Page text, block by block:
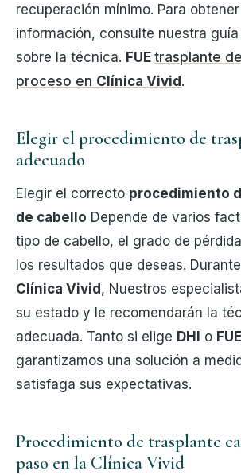
recuperación mínimo. Para
información, consulte nuestra
sobre la técnica. FUE trasplante
proceso en Clínica Vivid.
Elegir el procedimiento de
adecuado
Elegir el correcto procedimiento
de cabello Depende de varios
tipo de cabello, el grado de
los resultados que deseas.
Clínica Vivid , Nuestros
su estado y le recomendarán la
adecuada. Tanto si elige DHI o FUE
garantizamos una solución a
satisfaga sus expectativas.
Procedimiento de trasplante
paso en la Clínica Vivid